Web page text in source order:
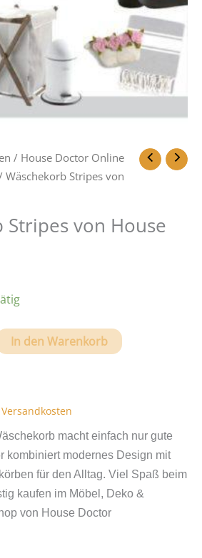
/ House Doctor Online
Wäschekorb Stripes von
Stripes von House
In den Warenkorb
Versandkosten
macht einfach nur gute
kombiniert modernes Design mit
für den Alltag. Viel Spaß beim
kaufen im Möbel, Deko &
von House Doctor